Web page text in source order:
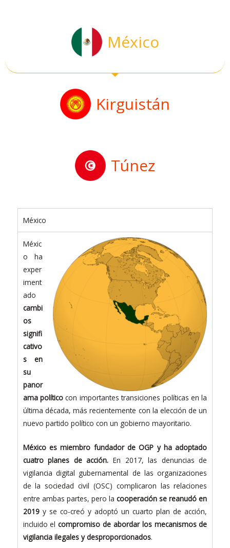
México
Kirguistán
Túnez
México
Méxic
o ha
exper
iment
ado
cambi
os
signifi
cativo
s en
su
panor
ama políticocon importantes transiciones políticas en la
última década, más recientemente con la elección de un
nuevo partido político con un gobierno mayoritario.
México es miembro fundador de OGP y ha adoptado
cuatro planes de acción. En 2017, las denuncias de
vigilancia digital gubernamental de las organizaciones
de la sociedad civil (OSC) complicaron las relaciones
entre ambas partes, pero lacooperación se reanudó en
2019y se co-creó y adoptó un cuarto plan de acción,
incluido elcompromiso de abordar los mecanismos de
vigilancia ilegales y desproporcionados.